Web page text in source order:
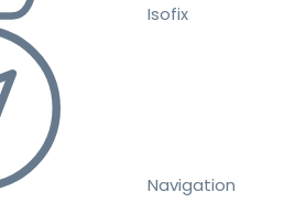
Isofix
Navigation